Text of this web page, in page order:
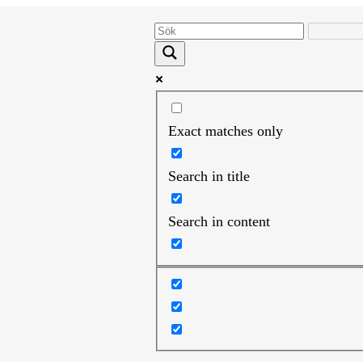
Exact matches only
Search in title
Search in content